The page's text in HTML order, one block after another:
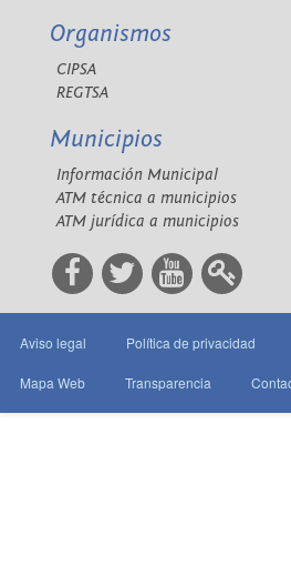
Organismos
CIPSA
REGTSA
Municipios
Información Municipal
ATM técnica a municipios
ATM jurídica a municipios
Aviso legal Política de privacidad
Mapa Web Transparencia